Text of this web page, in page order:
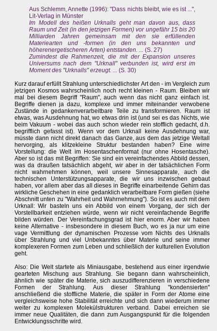
Aus Schlemm, Annette (1996): "Dass nichts bleibt, wie es ist ...",
Lit-Verlag in Münster
Im Modell des heißen Urknalls geht man davon aus, dass
Raum und Zeit (in den jetzigen Formen) vor ungefähr 15 bis 20
Milliarden Jahren gemeinsam mit den sie erfüllenden
Materiearten und -formen (in den uns bekannten und
höherenergetischeren Arten) entstanden. ... (S. 27)
Zumindest die Rahmenzeit, die mit der Expansion unseres
Universums nach dem "Urknall" verbunden ist, wird erst im
Moment des "Urknalls" erzeugt. ... (S. 30)
Kurz darauf erfüllt Strahlung unterschiedlichster Art den - im Vergleich zum
jetzigen Kosmos wahrscheinlich noch recht kleinen - Raum. Bleiben wir
mal bei diesem Begriff "Raum", auch wenn das nicht ganz einfach ist.
Begriffe dienen ja dazu, komplexe und immer miteinander verwobene
Zustände in gedankenverarbeitbare Teile zu transformieren. Raum ist
etwas, was Ausdehnung hat, wo etwas drin ist (und sei es das Nichts, wie
beim Vakuum - wobei das auch schon wieder rein stofflich gedacht, d.h.
begrifflich gefasst ist). Wenn vor dem Urknall keine Ausdehnung war,
müsste dann nicht direkt danach das Ganze, aus dem das jetzige Weltall
hervorging, als klitzekleine Struktur bestanden haben? Eine wirre
Vorstellung: die Welt im Hosentaschenformat (nur ohne Hosentasche).
Aber so ist das mit Begriffen: Sie sind ein vereinfachendes Abbild dessen,
was da draußen tatsächlich abgeht, wir aber in der tatsächlichen Form
nicht wahrnehmen können, weil unsere Sinnesapparate, auch die
technischen Unterstützungsapparate, die wir uns inzwischen gebaut
haben, vor allem aber das all dieses in Begriffe einarbeitende Gehirn das
wirkliche Geschehen in eine gedanklich verarbeitbare Form gießen (siehe
Abschnitt unten zu "Wahrheit und Wahrnehmung"). So ist es auch mit dem
Urknall: Wir basteln uns ein Abbild von einem Vorgang, der sich der
Vorstellbarkeit entziehen würde, wenn wir nicht vereinfachende Begriffe
bilden würden. Der Vereinfachungsgrad ist hier enorm. Aber wir haben
keine Alternative - insbesondere in diesem Buch, wo es ja nur um eine
vage Vermittlung der dynamischen Prozesse vom Nichts des Urknalls
über Strahlung und viel Unbekanntes über Materie und seine immer
komplexeren Formen zum Leben und schließlich der kulturellen Evolution
geht.
Also: Die Welt startete als Miniausgabe, bestehend aus einer irgendwie
gearteten Mischung aus Strahlung. Sie begann dann wahrscheinlich,
ähnlich wie später die Materie, sich auszudifferenzieren in verschiedene
Formen der Strahlung. Aus dieser Strahlung "kondensierten"
anschließend die stoffliche Materie, die später in Form der Atome eine
vergleichsweise hohe Stabilität erreichte und sich dann wiederum immer
weiter zu komplexen Molekülstrukturen verband. Dabei erreichen sie
immer neue Qualitäten, die dann zum Ausgangspunkt für die folgenden
Entwicklungsschritte wird.